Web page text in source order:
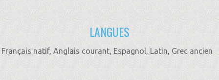
LANGUES
Français natif, Anglais courant, Espagnol, Latin, Grec ancien